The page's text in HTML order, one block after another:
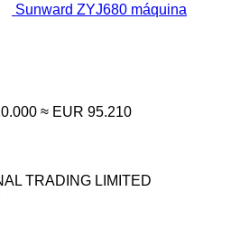
Sunward ZYJ680 máquina
≈ EUR 95.210
TRADING LIMITED